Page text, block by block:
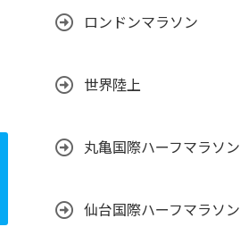
ロンドンマラソン
世界陸上
丸亀国際ハーフマラソン
仙台国際ハーフマラソン